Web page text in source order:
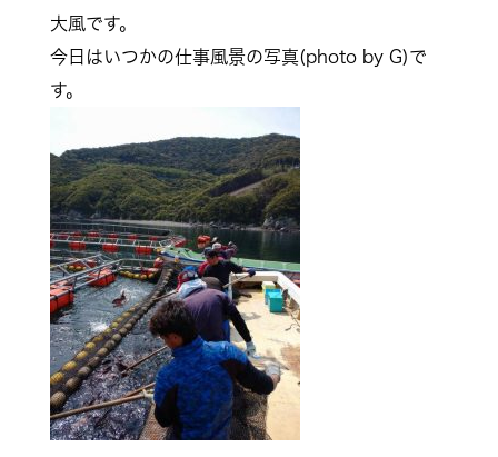
大風です。
今日はいつかの仕事風景の写真(photo by G)で
す。